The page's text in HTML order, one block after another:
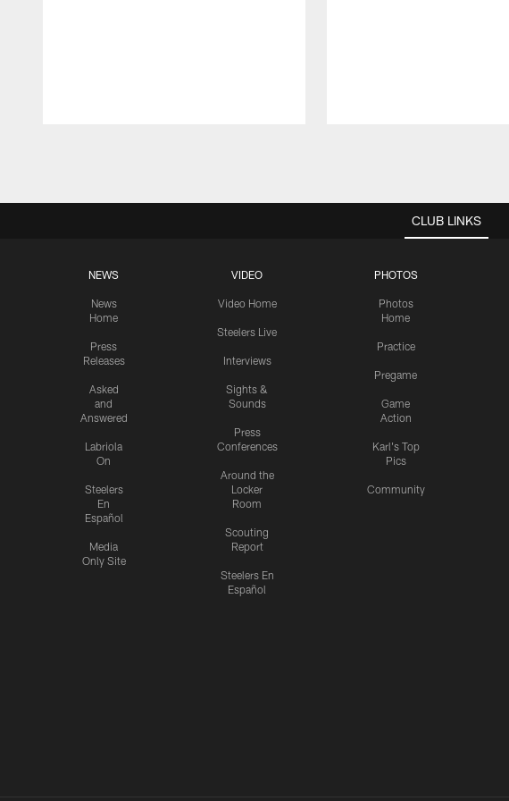
CLUB LINKS
NEWS
News
Home
Press
Releases
Asked
and
Answered
Labriola
On
Steelers
En
Español
Media
Only Site
VIDEO
Video Home
Steelers Live
Interviews
Sights &
Sounds
Press
Conferences
Around the
Locker
Room
Scouting
Report
Steelers En
Español
PHOTOS
Photos
Home
Practice
Pregame
Game
Action
Karl's Top
Pics
Community